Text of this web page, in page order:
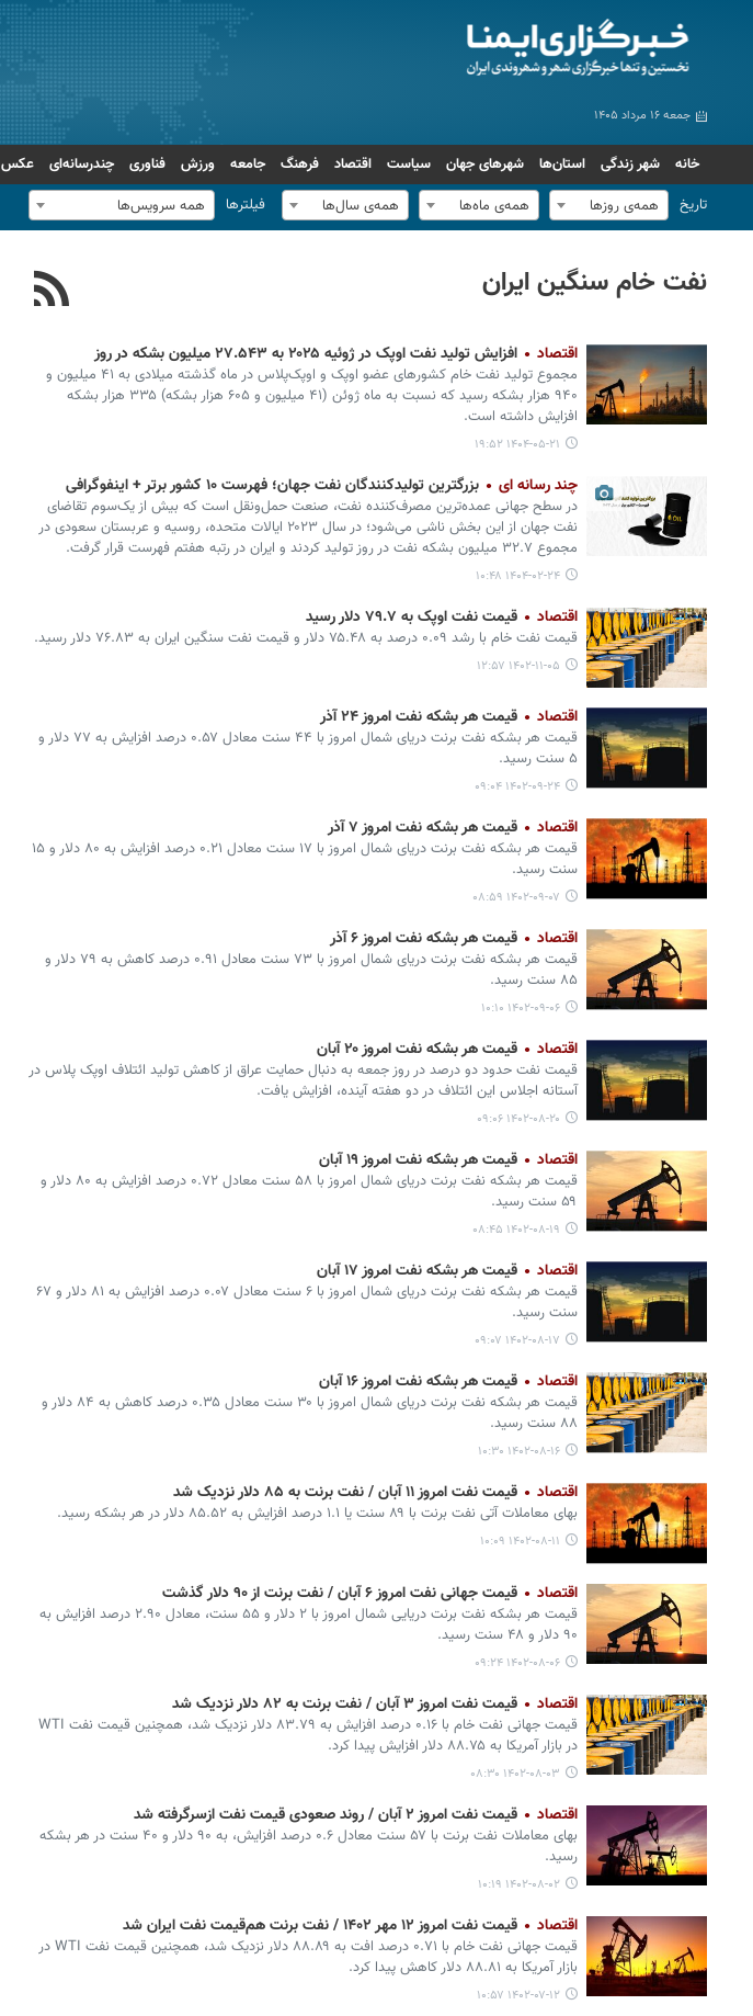
جمعه ۱۶ مرداد ۱۴۰۵
خانه شهر زندگی استان‌ها شهرهای جهان سیاست اقتصاد فرهنگ جامعه ورزش فناوری چندرسانه‌ای عکس
تاریخ
همه‌ی روزها همه‌ی ماه‌ها همه‌ی سال‌ها فیلترها همه سرویس‌ها
نفت خام سنگین ایران
اقتصاد افزایش تولید نفت اوپک در ژوئیه ۲۰۲۵ به ۲۷.۵۴۳ میلیون بشکه در روز
مجموع تولید نفت خام کشورهای عضو اوپک‌ و اوپک‌پلاس در ماه گذشته میلادی به ۴۱ میلیون و
۹۴۰ هزار بشکه رسید که نسبت به ماه ژوئن (۴۱ میلیون و ۶۰۵ هزار بشکه) ۳۳۵ هزار بشکه‌
افزایش داشته است.
۱۴۰۴-۰۵-۲۱ ۱۹:۵۲
چند رسانه ای بزرگترین تولیدکنندگان نفت جهان؛ فهرست ۱۰ کشور برتر + اینفوگرافی
در سطح جهانی عمده‌ترین مصرف‌کننده نفت، صنعت حمل‌ونقل است که بیش از یک‌سوم تقاضای
نفت جهان از این بخش ناشی می‌شود؛ در سال ۲۰۲۳ ایالات متحده، روسیه و عربستان سعودی در
مجموع ۳۲.۷ میلیون بشکه نفت در روز تولید کردند و ایران در رتبه هفتم فهرست قرار گرفت.
۱۴۰۴-۰۲-۲۴ ۱۰:۴۸
اقتصاد قیمت نفت اوپک به ۷۹.۷ دلار رسید
قیمت نفت خام با رشد ۰.۰۹ درصد به ۷۵.۴۸ دلار و قیمت نفت سنگین ایران به ۷۶.۸۳ دلار رسید.
۱۴۰۲-۱۱-۰۵ ۱۲:۵۷
اقتصاد قیمت هر بشکه نفت امروز ۲۴ آذر
قیمت هر بشکه نفت برنت دریای شمال امروز با ۴۴ سنت معادل ۰.۵۷ درصد افزایش به ۷۷ دلار و
۵ سنت رسید.
۱۴۰۲-۰۹-۲۴ ۰۹:۰۴
اقتصاد قیمت هر بشکه نفت امروز ۷ آذر
قیمت هر بشکه نفت برنت دریای شمال امروز با ۱۷ سنت معادل ۰.۲۱ درصد افزایش به ۸۰ دلار و ۱۵
سنت رسید.
۱۴۰۲-۰۹-۰۷ ۰۸:۵۹
اقتصاد قیمت هر بشکه نفت امروز ۶ آذر
قیمت هر بشکه نفت برنت دریای شمال امروز با ۷۳ سنت معادل ۰.۹۱ درصد کاهش به ۷۹ دلار و
۸۵ سنت رسید.
۱۴۰۲-۰۹-۰۶ ۱۰:۱۰
اقتصاد قیمت هر بشکه نفت امروز ۲۰ آبان
قیمت نفت حدود دو درصد در روز جمعه به دنبال حمایت عراق از کاهش تولید ائتلاف اوپک پلاس در
آستانه اجلاس این ائتلاف در دو هفته آینده، افزایش یافت.
۱۴۰۲-۰۸-۲۰ ۰۹:۰۶
اقتصاد قیمت هر بشکه نفت امروز ۱۹ آبان
قیمت هر بشکه نفت برنت دریای شمال امروز با ۵۸ سنت معادل ۰.۷۲ درصد افزایش به ۸۰ دلار و
۵۹ سنت رسید.
۱۴۰۲-۰۸-۱۹ ۰۸:۴۵
اقتصاد قیمت هر بشکه نفت امروز ۱۷ آبان
قیمت هر بشکه نفت برنت دریای شمال امروز با ۶ سنت معادل ۰.۰۷ درصد افزایش به ۸۱ دلار و ۶۷
سنت رسید.
۱۴۰۲-۰۸-۱۷ ۰۹:۰۷
اقتصاد قیمت هر بشکه نفت امروز ۱۶ آبان
قیمت هر بشکه نفت برنت دریای شمال امروز با ۳۰ سنت معادل ۰.۳۵ درصد کاهش به ۸۴ دلار و
۸۸ سنت رسید.
۱۴۰۲-۰۸-۱۶ ۱۰:۳۰
اقتصاد قیمت نفت امروز ۱۱ آبان / نفت برنت به ۸۵ دلار نزدیک شد
بهای معاملات آتی نفت برنت با ۸۹ سنت یا ۱.۱ درصد افزایش به ۸۵.۵۲ دلار در هر بشکه رسید.
۱۴۰۲-۰۸-۱۱ ۱۰:۰۹
اقتصاد قیمت جهانی نفت امروز ۶ آبان / نفت برنت از ۹۰ دلار گذشت
قیمت هر بشکه نفت برنت دریایی شمال امروز با ۲ دلار و ۵۵ سنت، معادل ۲.۹۰ درصد افزایش به
۹۰ دلار و ۴۸ سنت رسید.
۱۴۰۲-۰۸-۰۶ ۰۹:۲۴
اقتصاد قیمت نفت امروز ۳ آبان / نفت برنت به ۸۲ دلار نزدیک شد
قیمت جهانی نفت خام با ۰.۱۶ درصد افزایش به ۸۳.۷۹ دلار نزدیک شد، همچنین قیمت نفت WTI
در بازار آمریکا به ۸۸.۷۵ دلار افزایش پیدا کرد.
۱۴۰۲-۰۸-۰۳ ۰۸:۳۰
اقتصاد قیمت نفت امروز ۲ آبان / روند صعودی قیمت نفت ازسرگرفته شد
بهای معاملات نفت برنت با ۵۷ سنت معادل ۰.۶ درصد افزایش، به ۹۰ دلار و ۴۰ سنت در هر بشکه
رسید.
۱۴۰۲-۰۸-۰۲ ۱۰:۱۹
اقتصاد قیمت نفت امروز ۱۲ مهر ۱۴۰۲ / نفت برنت هم‌قیمت نفت ایران شد
قیمت جهانی نفت خام با ۰.۷۱ درصد افت به ۸۸.۸۹ دلار نزدیک شد، همچنین قیمت نفت WTI در
بازار آمریکا به ۸۸.۸۱ دلار کاهش پیدا کرد.
۱۴۰۲-۰۷-۱۲ ۱۰:۵۷